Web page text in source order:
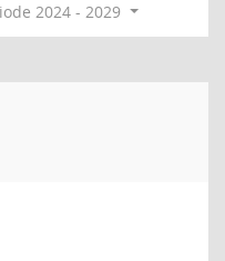
2024 - 2029